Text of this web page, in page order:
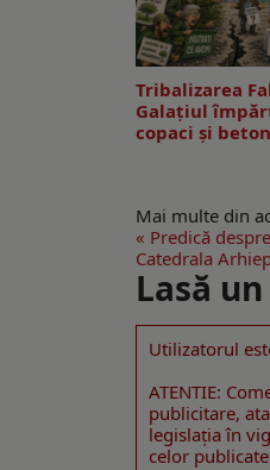
Tribalizarea
Galațiul
copaci și beton
Mai multe din
« Predică
Catedrala
Lasă
Utilizatorul
ATENTIE:
publicitare,
legislaţia în
celor